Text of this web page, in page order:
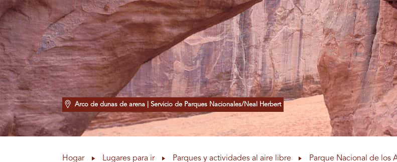
Arco de dunas de arena | Servicio de Parques Nacionales/Neal Herbert
Hogar Lugares para ir Parques y actividades al aire libre Parque Nacional de los